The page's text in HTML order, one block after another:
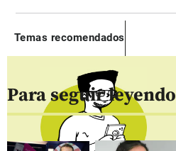
Temas recomendados
Para seguir leyendo